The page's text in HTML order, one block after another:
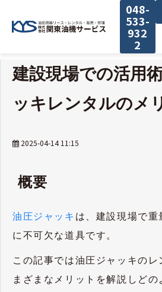
048-
533-
932
2
私たちの強み
サービス
機材使用実績
建設現場での活用
ッキレンタルのメ
2025-04-14 11:15
概要
油圧ジャッキ は、建設現場で
に不可欠な道具です。
この記事では油圧ジャッキのレ
まざまなメリットを解説しどの